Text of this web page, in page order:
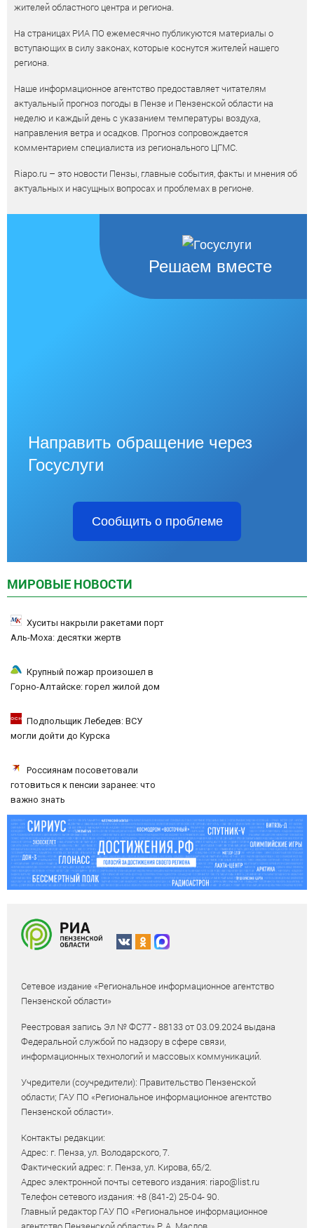
жителей областного центра и региона.
На страницах РИА ПО ежемесячно публикуются материалы о
вступающих в силу законах, которые коснутся жителей нашего
региона.
Наше информационное агентство предоставляет читателям
актуальный прогноз погоды в Пензе и Пензенской области на
неделю и каждый день с указанием температуры воздуха,
направления ветра и осадков. Прогноз сопровождается
комментарием специалиста из регионального ЦГМС.
Riapo.ru – это новости Пензы, главные события, факты и мнения об
актуальных и насущных вопросах и проблемах в регионе.
Решаем вместе
Направить обращение через
Госуслуги
Сообщить о проблеме
МИРОВЫЕ НОВОСТИ
Хуситы накрыли ракетами порт
Аль-Моха: десятки жертв
Крупный пожар произошел в
Горно-Алтайске: горел жилой дом
Подпольщик Лебедев: ВСУ
могли дойти до Курска
Россиянам посоветовали
готовиться к пенсии заранее: что
важно знать
Сетевое издание «Региональное информационное агентство
Пензенской области»
Реестровая запись Эл № ФС77 - 88133 от 03.09.2024 выдана
Федеральной службой по надзору в сфере связи,
информационных технологий и массовых коммуникаций.
Учредители (соучредители): Правительство Пензенской
области; ГАУ ПО «Региональное информационное агентство
Пензенской области».
Контакты редакции:
Адрес: г. Пенза, ул. Володарского, 7.
Фактический адрес: г. Пенза, ул. Кирова, 65/2.
Адрес электронной почты сетевого издания: riapo@list.ru
Телефон сетевого издания: +8 (841-2) 25-04- 90.
Главный редактор ГАУ ПО «Региональное информационное